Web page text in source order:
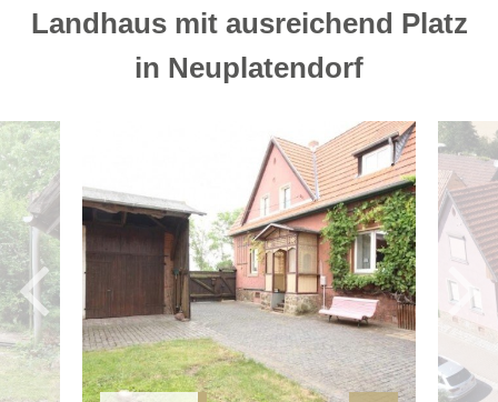
Landhaus mit ausreichend Platz
in Neuplatendorf